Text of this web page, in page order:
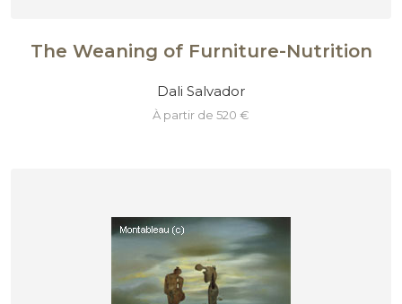
The Weaning of Furniture-Nutrition
Dali Salvador
à partir de 520 €